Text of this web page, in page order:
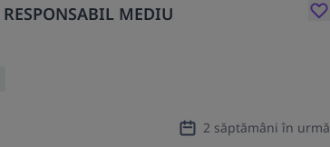
MEDIU
2 săptămâni în urmă